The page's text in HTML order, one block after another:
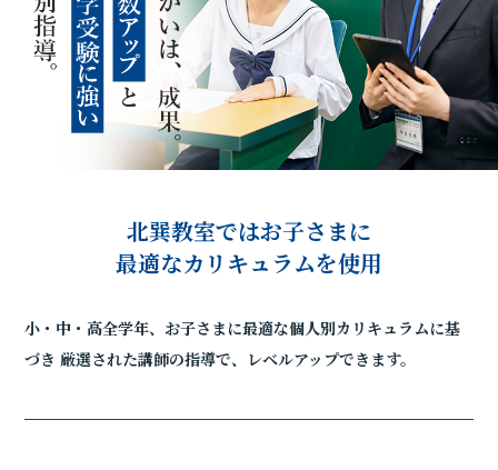
北巽教室ではお子さまに
最適なカリキュラムを使用
小・中・高全学年、お子さまに最適な個人別カリキュラムに基
づき 厳選された講師の指導で、レベルアップできます。